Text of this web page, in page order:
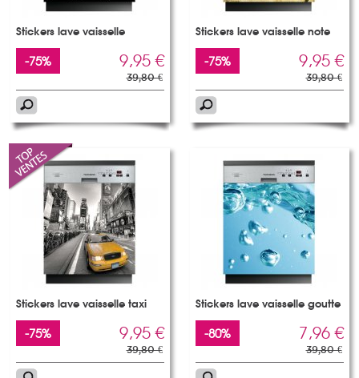
Stickers lave vaisselle
-75% 9,95 €
39,80 €
Stickers lave vaisselle note
-75% 9,95 €
39,80 €
Stickers lave vaisselle taxi
-75% 9,95 €
39,80 €
Stickers lave vaisselle goutte
-80% 7,96 €
39,80 €